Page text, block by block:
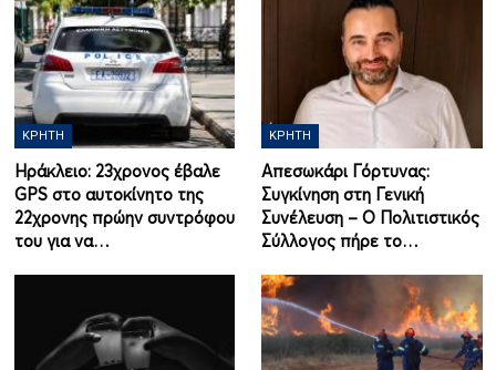
ΚΡΉΤΗ
Ηράκλειο: 23χρονος έβαλε
GPS στο αυτοκίνητο της
22χρονης πρώην συντρόφου
του για να…
ΚΡΉΤΗ
Απεσωκάρι Γόρτυνας:
Συγκίνηση στη Γενική
Συνέλευση – Ο Πολιτιστικός
Σύλλογος πήρε το…